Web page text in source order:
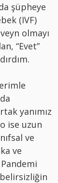
şüpheye
(IVF)
olmayı
“Evet”
yanımız
ise uzun
ve
ve